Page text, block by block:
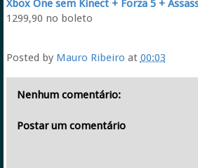
Xbox One sem Kinect + Forza 5 +
1299,90 no boleto
Posted by Mauro Ribeiro at 00:03
Nenhum comentário:
Postar um comentário